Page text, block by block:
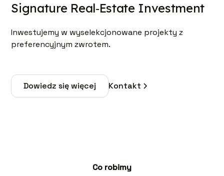
Signature Real‑Estate Investment
Inwestujemy w wyselekcjonowane projekty z
preferencyjnym zwrotem.
Dowiedz się więcej Kontakt
Co robimy